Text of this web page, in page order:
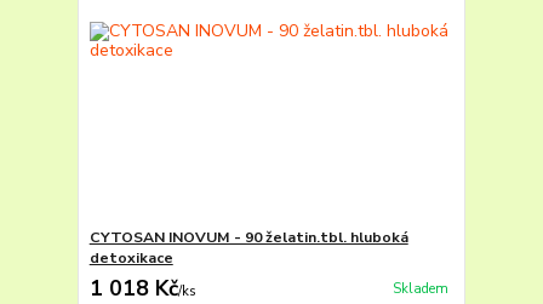
CYTOSAN INOVUM - 90 želatin.tbl. hluboká
detoxikace
1 018 Kč/ks Skladem